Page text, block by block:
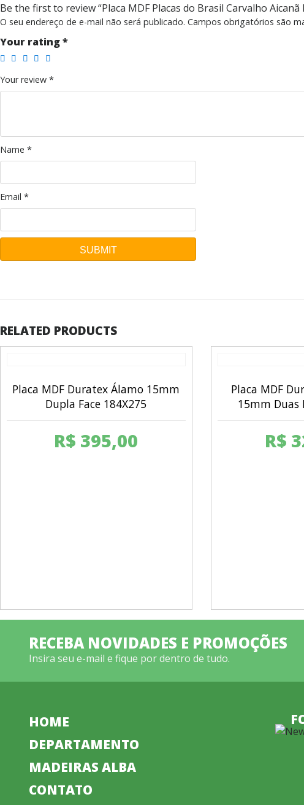
Be the first to review “Placa MDF Placas do Brasil Carvalho Aicanã
O seu endereço de e-mail não será publicado. Campos obrigatórios são
Your rating*
Your review *
Name *
Email *
RELATED PRODUCTS
Placa MDF Duratex Álamo 15mm
Dupla Face 184X275
R$ 395,00
Placa MDF
15mm Duas
R$
RECEBA NOVIDADES E PROMOÇÕES
Insira seu e-mail e fique por dentro de tudo.
HOME
DEPARTAMENTO
MADEIRAS ALBA
CONTATO